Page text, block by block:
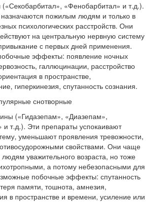
(«Секобарбитал», «Фенобарбитал» и т.д.).
пожилым людям и только в
психологических расстройств. Они
на центральную нервную систему
с первых дней применения.
эффекты: появление ночных
галлюцинации, расстройство
в пространстве,
гиперкинезия, спутанность сознания.
(«Гидазепам», «Диазепам»,
и т.д.). Эти препараты успокаивают
уменьшают проявления тревожности,
свойствами. Они чаще
уважительного возраста, но тоже
а потому небезопасными для
побочные эффекты: спутанность
памяти, тошнота, амнезия,
в пространстве и времени, усиление или